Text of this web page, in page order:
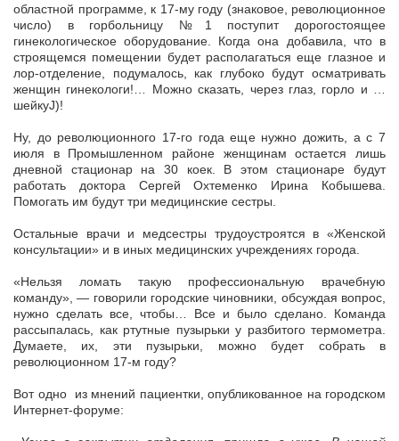
областной программе, к 17-му году (знаковое, революционное
число) в горбольницу №1 поступит дорогостоящее
гинекологическое оборудование. Когда она добавила, что в
строящемся помещении будет располагаться еще глазное и
лор-отделение, подумалось, как глубоко будут осматривать
женщин гинекологи!… Можно сказать, через глаз, горло и …
шейкуJ)!
Ну, до революционного 17-го года еще нужно дожить, а с 7
июля в Промышленном районе женщинам остается лишь
дневной стационар на 30 коек. В этом стационаре будут
работать доктора Сергей Охтеменко Ирина Кобышева.
Помогать им будут три медицинские сестры.
Остальные врачи и медсестры трудоустроятся в «Женской
консультации» и в иных медицинских учреждениях города.
«Нельзя ломать такую профессиональную врачебную
команду», — говорили городские чиновники, обсуждая вопрос,
нужно сделать все, чтобы… Все и было сделано. Команда
рассыпалась, как ртутные пузырьки у разбитого термометра.
Думаете, их, эти пузырьки, можно будет собрать в
революционном 17-м году?
Вот одно из мнений пациентки, опубликованное на городском
Интернет-форуме: